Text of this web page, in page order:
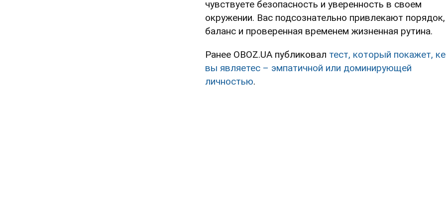
чувствуете безопасность и уверенность в своем
окружении. Вас подсознательно привлекают порядок,
баланс и проверенная временем жизненная рутина.
Ранее OBOZ.UA публиковал тест, который покажет,
вы являетес – эмпатичной или доминирующей
личностью.